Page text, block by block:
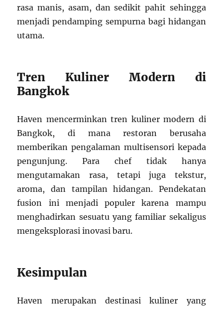
rasa manis, asam, dan sedikit pahit sehingga
menjadi pendamping sempurna bagi hidangan
utama.
Tren Kuliner Modern di
Bangkok
Haven mencerminkan tren kuliner modern di
Bangkok, di mana restoran berusaha
memberikan pengalaman multisensori kepada
pengunjung. Para chef tidak hanya
mengutamakan rasa, tetapi juga tekstur,
aroma, dan tampilan hidangan. Pendekatan
fusion ini menjadi populer karena mampu
menghadirkan sesuatu yang familiar sekaligus
mengeksplorasi inovasi baru.
Kesimpulan
Haven merupakan destinasi kuliner yang